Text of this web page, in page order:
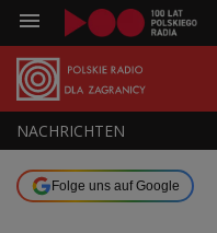
NACHRICHTEN
Folge uns auf Google